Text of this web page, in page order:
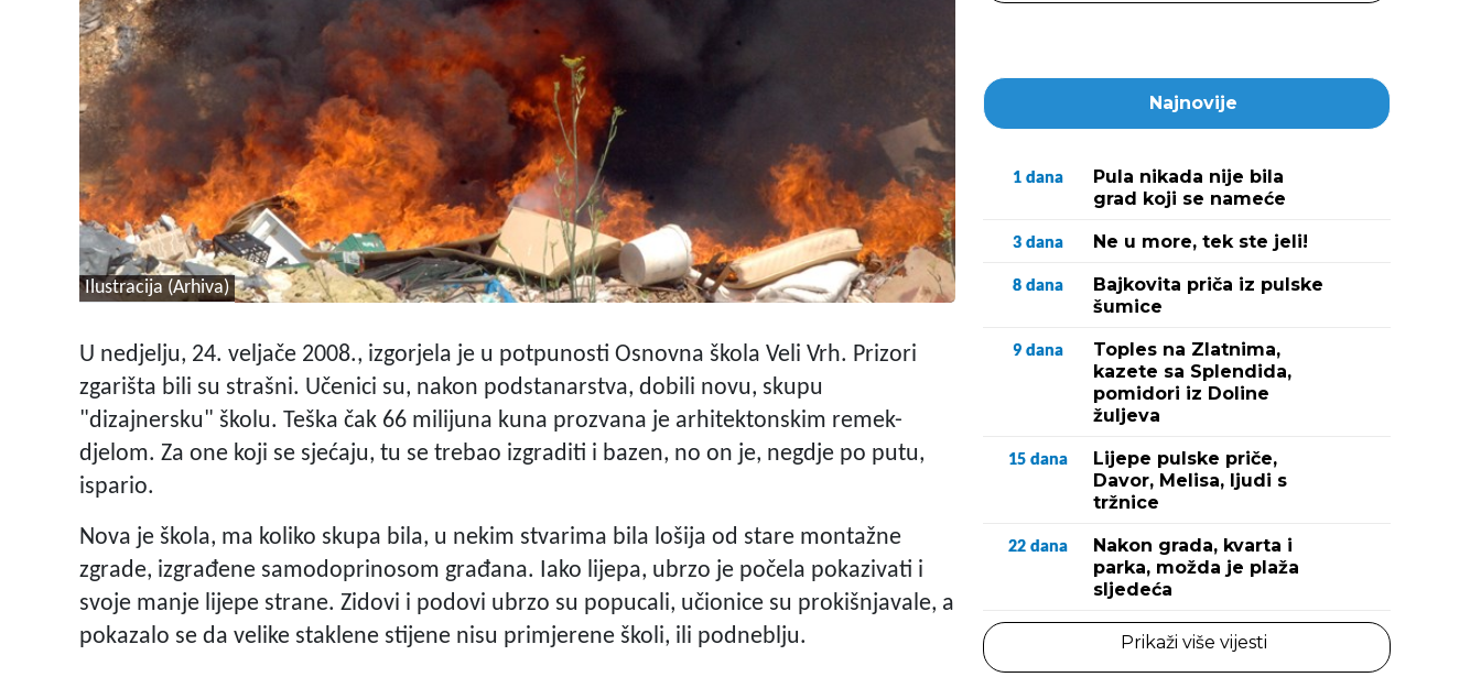
Ilustracija (Arhiva)
U nedjelju, 24. veljače 2008., izgorjela je u potpunosti Osnovna škola Veli Vrh. Prizori
zgarišta bili su strašni. Učenici su, nakon podstanarstva, dobili novu, skupu
"dizajnersku" školu. Teška čak 66 milijuna kuna prozvana je arhitektonskim remek-
djelom. Za one koji se sjećaju, tu se trebao izgraditi i bazen, no on je, negdje po putu,
ispario.
Nova je škola, ma koliko skupa bila, u nekim stvarima bila lošija od stare montažne
zgrade, izgrađene samodoprinosom građana. Iako lijepa, ubrzo je počela pokazivati i
svoje manje lijepe strane. Zidovi i podovi ubrzo su popucali, učionice su prokišnjavale, a
pokazalo se da velike staklene stijene nisu primjerene školi, ili podneblju.
Najnovije
1 dana
Pula nikada nije bila
grad koji se nameće
3 dana Ne u more, tek ste jeli!
8 dana
Bajkovita priča iz pulske
šumice
9 dana
Toples na Zlatnima,
kazete sa Splendida,
pomidori iz Doline
žuljeva
15 dana
Lijepe pulske priče,
Davor, Melisa, ljudi s
tržnice
22 dana
Nakon grada, kvarta i
parka, možda je plaža
sljedeća
Prikaži više vijesti